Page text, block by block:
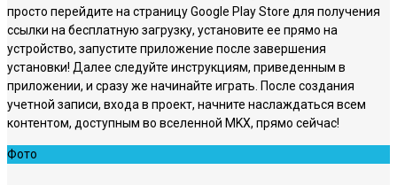
просто перейдите на страницу Google Play Store для получения
ссылки на бесплатную загрузку, установите ее прямо на
устройство, запустите приложение после завершения
установки! Далее следуйте инструкциям, приведенным в
приложении, и сразу же начинайте играть. После создания
учетной записи, входа в проект, начните наслаждаться всем
контентом, доступным во вселенной MKX, прямо сейчас!
Фото